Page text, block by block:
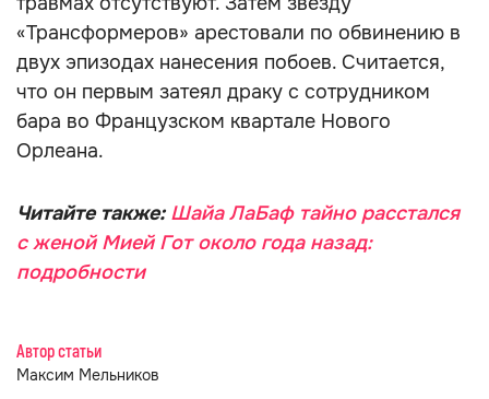
«Трансформеров» арестовали по обвинению в
двух эпизодах нанесения побоев. Считается,
что он первым затеял драку с сотрудником
бара во Французском квартале Нового
Орлеана.
Читайте также: Шайа ЛаБаф тайно расстался
с женой Мией Гот около года назад:
подробности
Автор статьи
Максим Мельников